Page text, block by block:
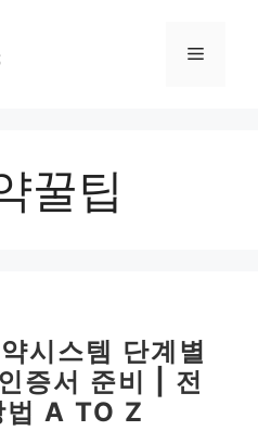
메
꿀팁
시스템 단계별
증서 준비 | 전
법 A TO Z